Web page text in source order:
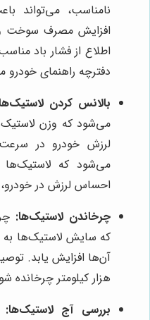
نامناسب، می‌تواند
افزایش مصرف سوخت
اطلاع از فشار باد
دفترچه راهنمای خودرو
بالانس کردن
می‌شود که وزن
لرزش خودرو در
می‌شود که
احساس لرزش در
چرخاندن لاستیک‌ها:
که سایش لاستیک‌ها به
هزار کیلومتر چرخانده
بررسی آج لاستیک‌ها: